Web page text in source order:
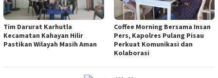
Tim Darurat Karhutla
Kecamatan Kahayan Hilir
Pastikan Wilayah Masih Aman
Coffee Morning Bersama Insan
Pers, Kapolres Pulang Pisau
Perkuat Komunikasi dan
Kolaborasi